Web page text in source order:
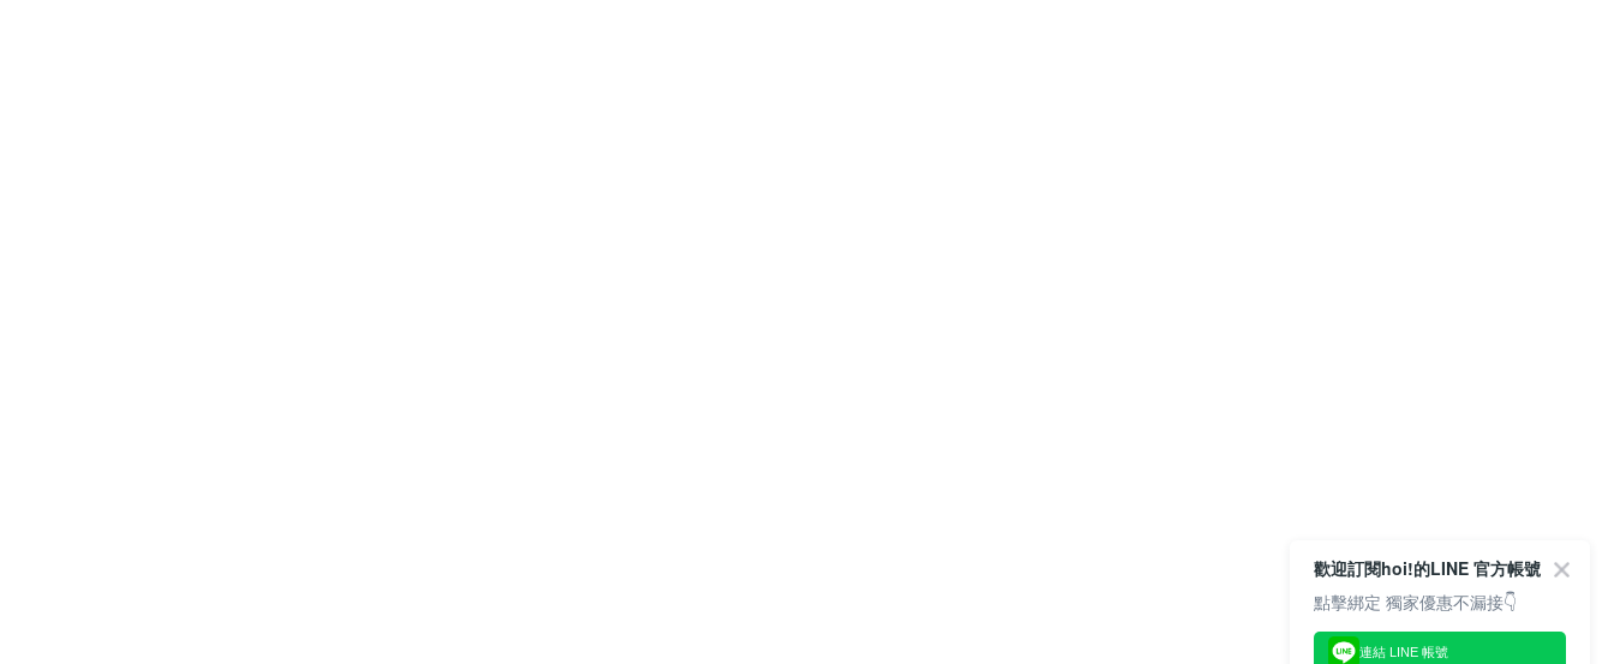
歡迎訂閱hoi!的LINE 官方帳號
點擊綁定 獨家優惠不漏接👇
連結 LINE 帳號